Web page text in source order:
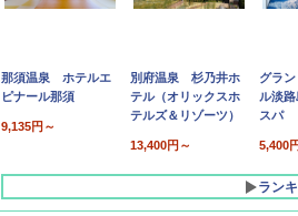
那須温泉 ホテルエ
ピナール那須
9,135円～
別府温泉 杉乃井ホ
テル（オリックスホ
テルズ＆リゾーツ）
13,400円～
グラ
ル淡
スパ
5,400
ラン